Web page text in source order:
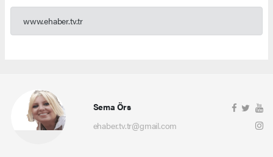
www.ehaber.tv.tr
Sema Örs
ehaber.tv.tr@gmail.com